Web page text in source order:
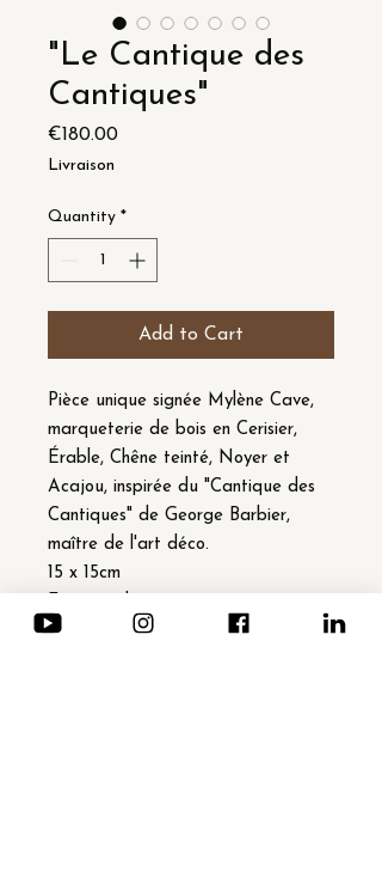
"Le Cantique des
Cantiques"
€180.00Price
Livraison
Quantity *
Add to Cart
Pièce unique signée Mylène Cave,
marqueterie de bois en Cerisier,
Érable, Chêne teinté, Noyer et
Acajou, inspirée du "Cantique des
Cantiques" de George Barbier,
maître de l'art déco.
15 x 15cm
Attache murale